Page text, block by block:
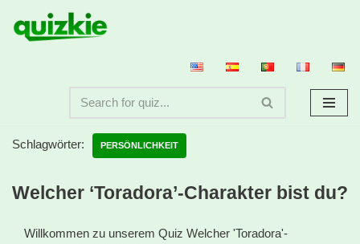
Zum
Schlagwörter: PERSÖNLICHKEIT
Welcher ‘Toradora’-Charakter bist du?
Willkommen zu unserem Quiz Welcher 'Toradora'-